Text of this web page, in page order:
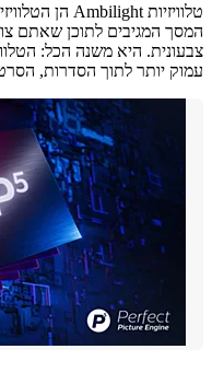
המגיבים לתוכן שאתם צופים
היא משנה הכל:
יותר לתוך הסדרות, הסרטים